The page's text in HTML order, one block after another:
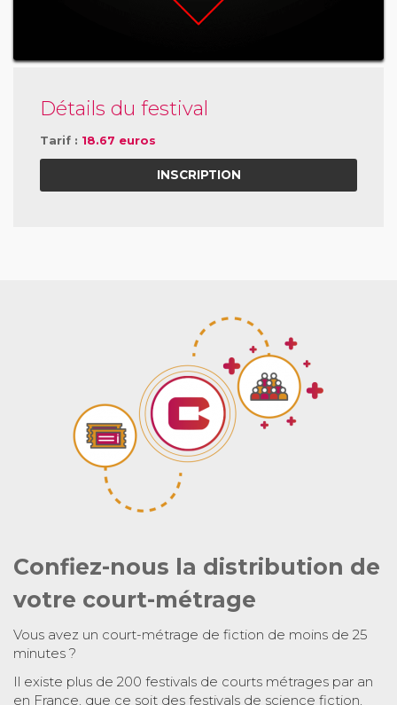
Détails du festival
Tarif : 18.67 euros
INSCRIPTION
Confiez-nous la distribution de
votre court-métrage
Vous avez un court-métrage de fiction de moins de 25
minutes ?
Il existe plus de 200 festivals de courts métrages par an
en France, que ce soit des festivals de science fiction,